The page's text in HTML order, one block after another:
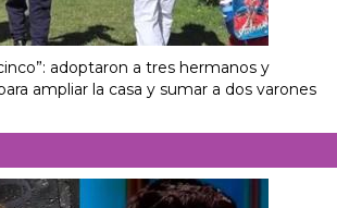
adoptaron a tres hermanos y
ampliar la casa y sumar a dos varones